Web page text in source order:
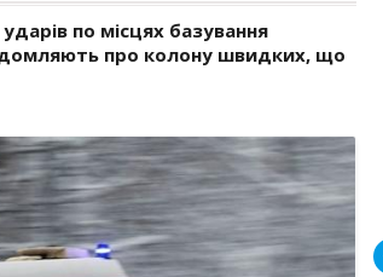
по місцях базування
про колону швидких, що